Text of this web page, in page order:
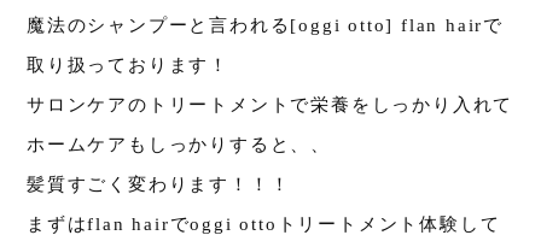
魔法のシャンプーと言われる[oggi otto] flan hairで
取り扱っております！
サロンケアのトリートメントで栄養をしっかり入れて
ホームケアもしっかりすると、、
髪質すごく変わります！！！
まずはflan hairでoggi ottoトリートメント体験して